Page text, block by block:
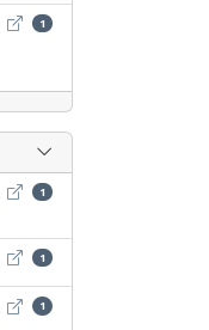
Σχολή Εφαρμοσμένων
1
Γραφικές Τέχνες -
1
Δημιουργική Γραφή (ΔΓΡ)
1
Δημόσια Ιστορία (ΔΙΣ) -
1